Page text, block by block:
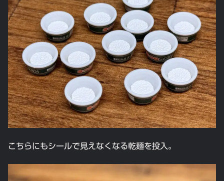
こちらにもシールで見えなくなる乾麺を投入。